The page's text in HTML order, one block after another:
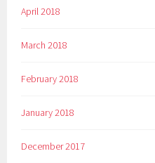
April 2018
March 2018
February 2018
January 2018
December 2017